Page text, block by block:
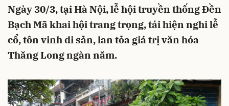
Ngày 30/3, tại Hà Nội, lễ hội truyền thống Đền
Bạch Mã khai hội trang trọng, tái hiện nghi lễ
cổ, tôn vinh di sản, lan tỏa giá trị văn hóa
Thăng Long ngàn năm.
Hủy Gửi